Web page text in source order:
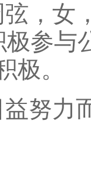
，女
极参与
极。
努力